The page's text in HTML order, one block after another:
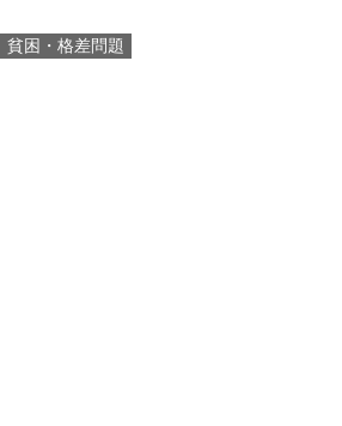
貧困・格差問題